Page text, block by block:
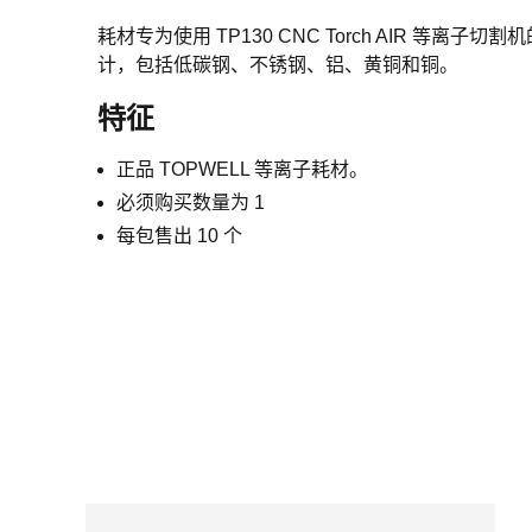
耗材专为使用 TP130 CNC Torch AIR 等离子切割
计，包括低碳钢、不锈钢、铝、黄铜和铜。
特征
正品 TOPWELL 等离子耗材。
必须购买数量为 1
每包售出 10 个